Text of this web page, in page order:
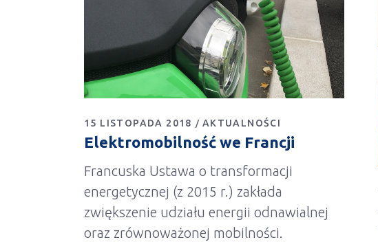
15 LISTOPADA 2018 AKTUALNOŚCI
Elektromobilność we Francji
Francuska Ustawa o transformacji
energetycznej (z 2015 r.) zakłada
zwiększenie udziału energii odnawialnej
oraz zrównoważonej mobilności.